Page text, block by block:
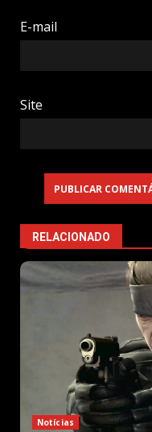
E-mail
Site
RELACIONADO
Notícias